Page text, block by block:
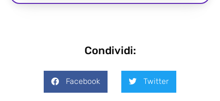
Condividi:
Facebook Twitter